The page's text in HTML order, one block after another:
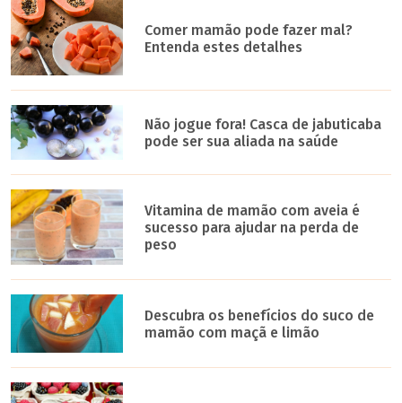
Comer mamão pode fazer mal?
Entenda estes detalhes
Não jogue fora! Casca de jabuticaba
pode ser sua aliada na saúde
Vitamina de mamão com aveia é
sucesso para ajudar na perda de
peso
Descubra os benefícios do suco de
mamão com maçã e limão